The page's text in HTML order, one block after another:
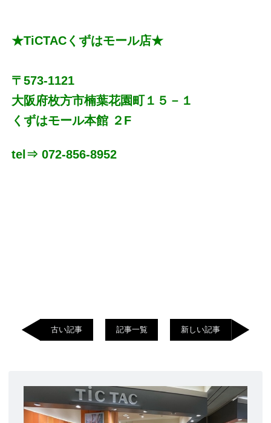
★TiCTACくずはモール店★
〒573-1121
大阪府枚方市楠葉花園町１５－１
くずはモール本館 ２F
tel⇒ 072-856-8952
古い記事 記事一覧 新しい記事